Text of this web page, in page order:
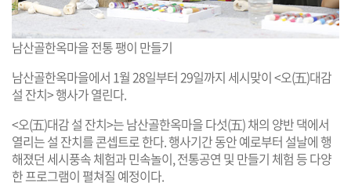
남산골한옥마을 전통 팽이 만들기
남산골한옥마을에서 1월 28일부터 29일까지 세시맞이 <오(五)대감
설 잔치> 행사가 열린다.
<오(五)대감 설 잔치>는 남산골한옥마을 다섯(五) 채의 양반 댁에서
열리는 설 잔치를 콘셉트로 한다. 행사기간 동안 예로부터 설날에 행
해졌던 세시풍속 체험과 민속놀이, 전통공연 및 만들기 체험 등 다양
한 프로그램이 펼쳐질 예정이다.